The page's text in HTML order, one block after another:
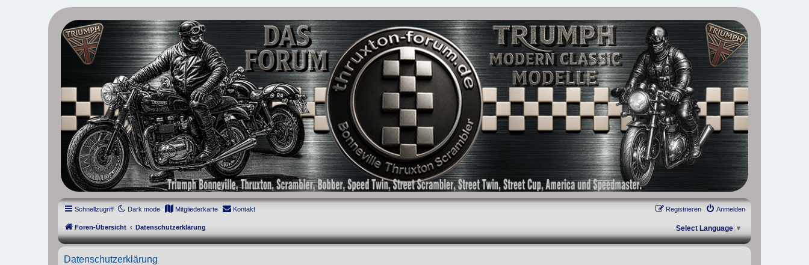
thruxton-forum.de
DAS FORUM! Alles rund um die Triumph Modern Classic Modelle. Das Forum für die New Bonneville Baureihen ab BJ 2001. Triumph Bonneville, Thruxton, Scrambler, Bobber, Speed Twin, Street Scrambler, Street Twin,
Street Cup, America und Speedmaster.
Schnellzugriff Dark mode Mitgliederkarte Kontakt Anmelden
Registrieren
Foren-Übersicht Datenschutzerklärung Select Language ▼
Datenschutzerklärung